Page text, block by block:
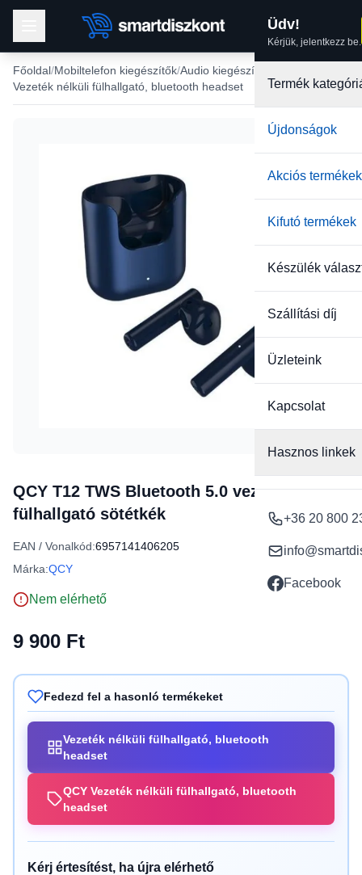
Üdv!
Kérjük, jelentkezz be.
Termék
Újdonságok
Akciós termékek
Kifutó termékek
Készülék
Szállítási díj
Üzleteink
Kapcsolat
Hasznos linkek
+36 20 800
Facebook
Főoldal Mobiltelefon kiegészítők Audio kiegészítők
Vezeték nélküli fülhallgató, bluetooth headset
QCY T12 TWS Bluetooth 5.0 vezeték nélküli
fülhallgató sötétkék
EAN / Vonalkód:6957141406205
Márka:QCY
Nem elérhető
9 900 Ft
Fedezd fel a hasonló termékeket
Vezeték nélküli fülhallgató, bluetooth
headset
QCY Vezeték nélküli fülhallgató, bluetooth
headset
Kérj értesítést, ha újra elérhető